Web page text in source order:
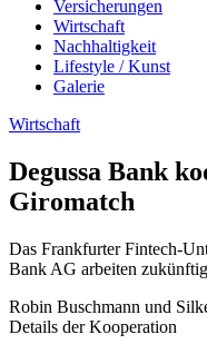
Versicherungen
Wirtschaft
Nachhaltigkeit
Lifestyle / Kunst
Galerie
Wirtschaft
Degussa Bank
Giromatch
Das Frankfurter Fintech-
Bank AG arbeiten
Robin Buschmann und
Details der Kooperation